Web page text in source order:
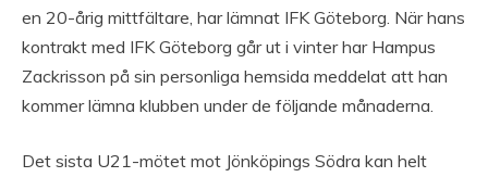
en 20-årig mittfältare, har lämnat IFK Göteborg. När hans
kontrakt med IFK Göteborg går ut i vinter har Hampus
Zackrisson på sin personliga hemsida meddelat att han
kommer lämna klubben under de följande månaderna.
Det sista U21-mötet mot Jönköpings Södra kan helt